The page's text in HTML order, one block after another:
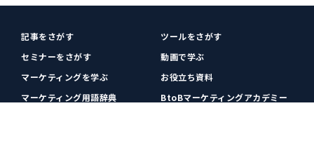
記事をさがす
ツールをさがす
セミナーをさがす
動画で学ぶ
マーケティングを学ぶ
お役立ち資料
マーケティング用語辞典
BtoBマーケティングアカデミー